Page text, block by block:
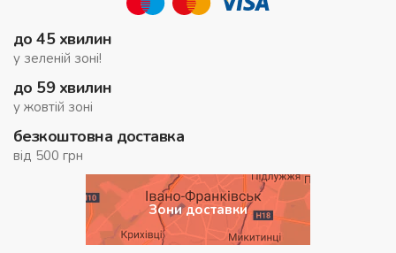
до 45 хвилин
у зеленій зоні!
до 59 хвилин
у жовтій зоні
безкоштовна доставка
від 500 грн
Зони доставки